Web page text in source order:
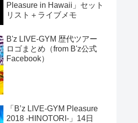
Pleasure in Hawaii」セット
リスト＋ライブメモ
B'z LIVE-GYM 歴代ツアー
ロゴまとめ（from B'z公式
Facebook）
「B’z LIVE-GYM Pleasure
2018 -HINOTORI-」14日